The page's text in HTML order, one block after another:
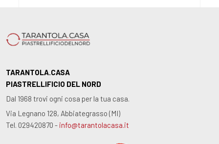
TARANTOLA.CASA
PIASTRELLIFICIO DEL NORD
Dal 1968 trovi ogni cosa per la tua casa.
Via Legnano 128, Abbiategrasso (MI)
Tel. 029420870 - info@tarantolacasa.it